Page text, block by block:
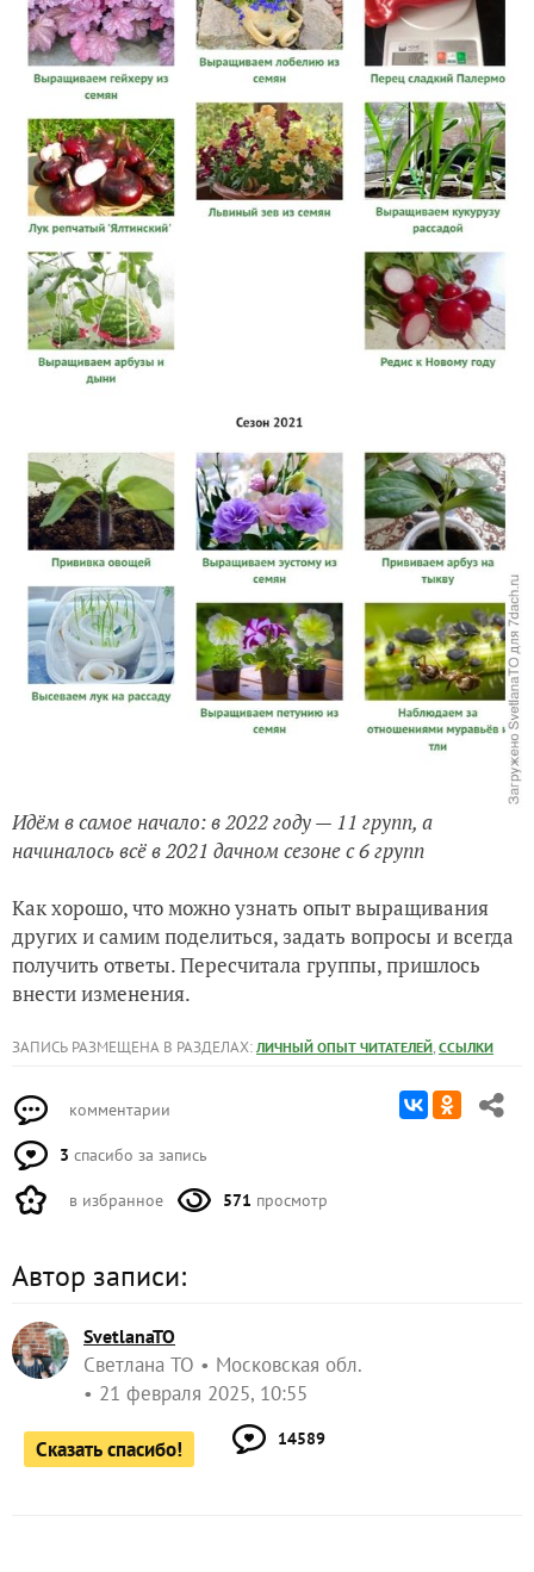
Идём в самое начало: в 2022 году — 11 групп, а
начиналось всё в 2021 дачном сезоне с 6 групп
Как хорошо, что можно узнать опыт выращивания
других и самим поделиться, задать вопросы и всегда
получить ответы. Пересчитала группы, пришлось
внести изменения.
ЗАПИСЬ РАЗМЕЩЕНА В РАЗДЕЛАХ: ЛИЧНЫЙ ОПЫТ ЧИТАТЕЛЕЙ, ССЫЛКИ
комментарии
3 спасибо за запись
в избранное 571 просмотр
Автор записи:
SvetlanaTO
Светлана ТО
Московская обл.
21 февраля 2025, 10:55
Сказать спасибо! 14589